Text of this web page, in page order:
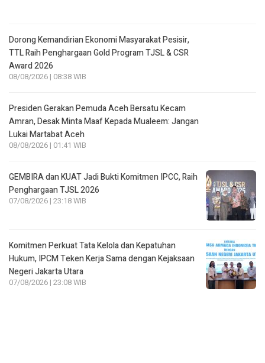
Dorong Kemandirian Ekonomi Masyarakat Pesisir,
TTL Raih Penghargaan Gold Program TJSL & CSR
Award 2026
08/08/2026 | 08:38 WIB
Presiden Gerakan Pemuda Aceh Bersatu Kecam
Amran, Desak Minta Maaf Kepada Mualeem: Jangan
Lukai Martabat Aceh
08/08/2026 | 01:41 WIB
GEMBIRA dan KUAT Jadi Bukti Komitmen IPCC, Raih
Penghargaan TJSL 2026
07/08/2026 | 23:18 WIB
Komitmen Perkuat Tata Kelola dan Kepatuhan
Hukum, IPCM Teken Kerja Sama dengan Kejaksaan
Negeri Jakarta Utara
07/08/2026 | 23:08 WIB